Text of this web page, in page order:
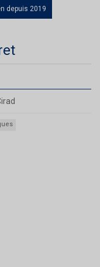
depuis 2019